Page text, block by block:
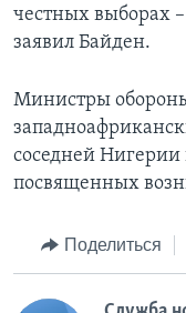
честных выборах
заявил Байден.
Министры
соседней Нигерии
посвященных
Поделиться